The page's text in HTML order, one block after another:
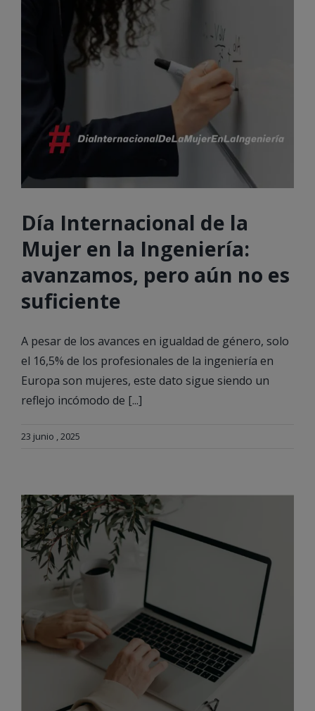
Día Internacional de la
Mujer en la Ingeniería:
avanzamos, pero aún no es
suficiente
A pesar de los avances en igualdad de género, solo
el 16,5% de los profesionales de la ingeniería en
Europa son mujeres, este dato sigue siendo un
reflejo incómodo de [...]
23 junio , 2025